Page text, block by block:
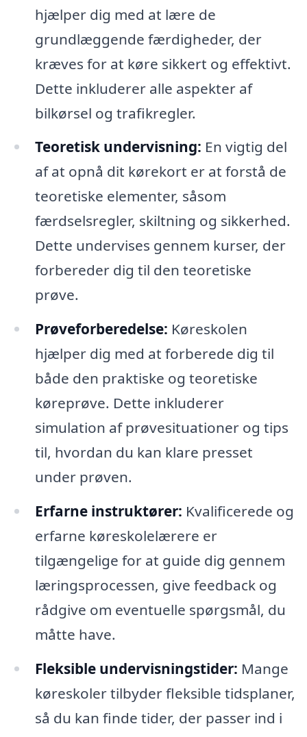
hjælper dig med at lære de
grundlæggende færdigheder, der
kræves for at køre sikkert og effektivt.
Dette inkluderer alle aspekter af
bilkørsel og trafikregler.
Teoretisk undervisning: En vigtig del
af at opnå dit kørekort er at forstå de
teoretiske elementer, såsom
færdselsregler, skiltning og sikkerhed.
Dette undervises gennem kurser, der
forbereder dig til den teoretiske
prøve.
Prøveforberedelse: Køreskolen
hjælper dig med at forberede dig til
både den praktiske og teoretiske
køreprøve. Dette inkluderer
simulation af prøvesituationer og tips
til, hvordan du kan klare presset
under prøven.
Erfarne instruktører: Kvalificerede og
erfarne køreskolelærere er
tilgængelige for at guide dig gennem
læringsprocessen, give feedback og
rådgive om eventuelle spørgsmål, du
måtte have.
Fleksible undervisningstider: Mange
køreskoler tilbyder fleksible tidsplaner,
så du kan finde tider, der passer ind i